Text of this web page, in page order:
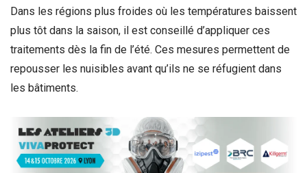
Dans les régions plus froides où les températures baissent
plus tôt dans la saison, il est conseillé d’appliquer ces
traitements dès la fin de l’été. Ces mesures permettent de
repousser les nuisibles avant qu’ils ne se réfugient dans
les bâtiments.